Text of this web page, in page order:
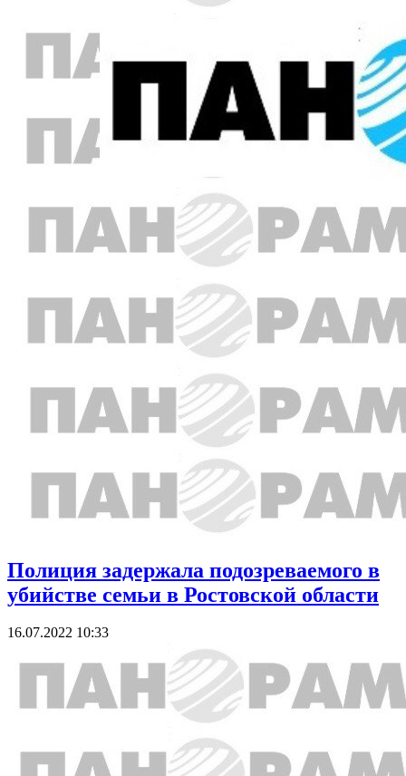
Полиция задержала подозреваемого в
убийстве семьи в Ростовской области
16.07.2022 10:33